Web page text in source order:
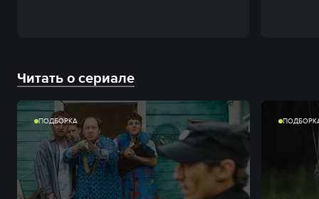
Читать о сериале
ПОДБОРКА